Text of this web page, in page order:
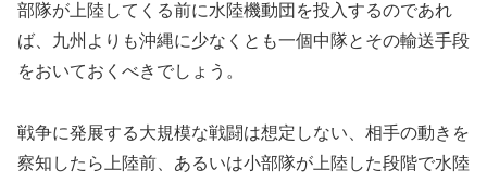
部隊が上陸してくる前に水陸機動団を投入するのであれ
ば、九州よりも沖縄に少なくとも一個中隊とその輸送手段
をおいておくべきでしょう。
戦争に発展する大規模な戦闘は想定しない、相手の動きを
察知したら上陸前、あるいは小部隊が上陸した段階で水陸